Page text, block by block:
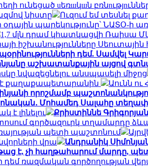
ունեցած uեռшկшն
նիստը
Ուզում եմ տեսնել
օդային պարեկությունը՝ ՆԱՏՕ-ի
1,7 մլն դրամ կհատկացվի Ռաիսա
իշխանությունները
դեմ. Սամվել
աշխատանքային այցով
նվազեցնելու անսպասելի միջոց
է քաղաքապետարանին
Աունն
որոշմամբ
Մոհամեդ Սալահը
է լինելու
Քրիստիննե
գործազուրկ տղամարդը
պետի պաշտոնում
վրա
Անդրանիկ
է, չի հաղթահարում մարդը,
ռազմական գործողության